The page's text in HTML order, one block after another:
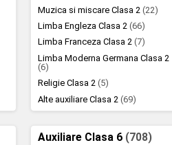
Muzica si miscare Clasa 2(22)
Limba Engleza Clasa 2(66)
Limba Franceza Clasa 2(7)
Limba Moderna Germana Clasa 2
(6)
Religie Clasa 2(5)
Alte auxiliare Clasa 2(69)
Auxiliare Clasa 6 (708)